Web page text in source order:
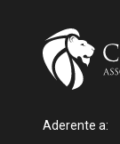
Aderente a: